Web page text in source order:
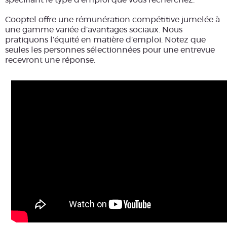
Cooptel offre une rémunération compétitive jumelée à
une gamme variée d’avantages sociaux. Nous
pratiquons l’équité en matière d’emploi. Notez que
seules les personnes sélectionnées pour une entrevue
recevront une réponse.